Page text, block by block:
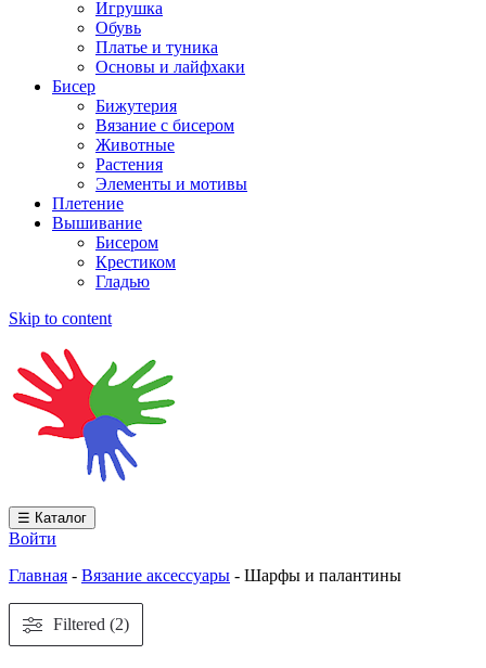
Игрушка
Обувь
Платье и туника
Основы и лайфхаки
Бисер
Бижутерия
Вязание с бисером
Животные
Растения
Элементы и мотивы
Плетение
Вышивание
Бисером
Крестиком
Гладью
Skip to content
☰ Каталог
Войти
Главная - Вязание аксессуары - Шарфы и палантины
Filtered (2)